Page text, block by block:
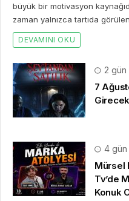
büyük bir motivasyon
zaman yalnızca tartıda
DEVAMINI OKU
2
7
4
Mürsel
Tv’de
Konuk